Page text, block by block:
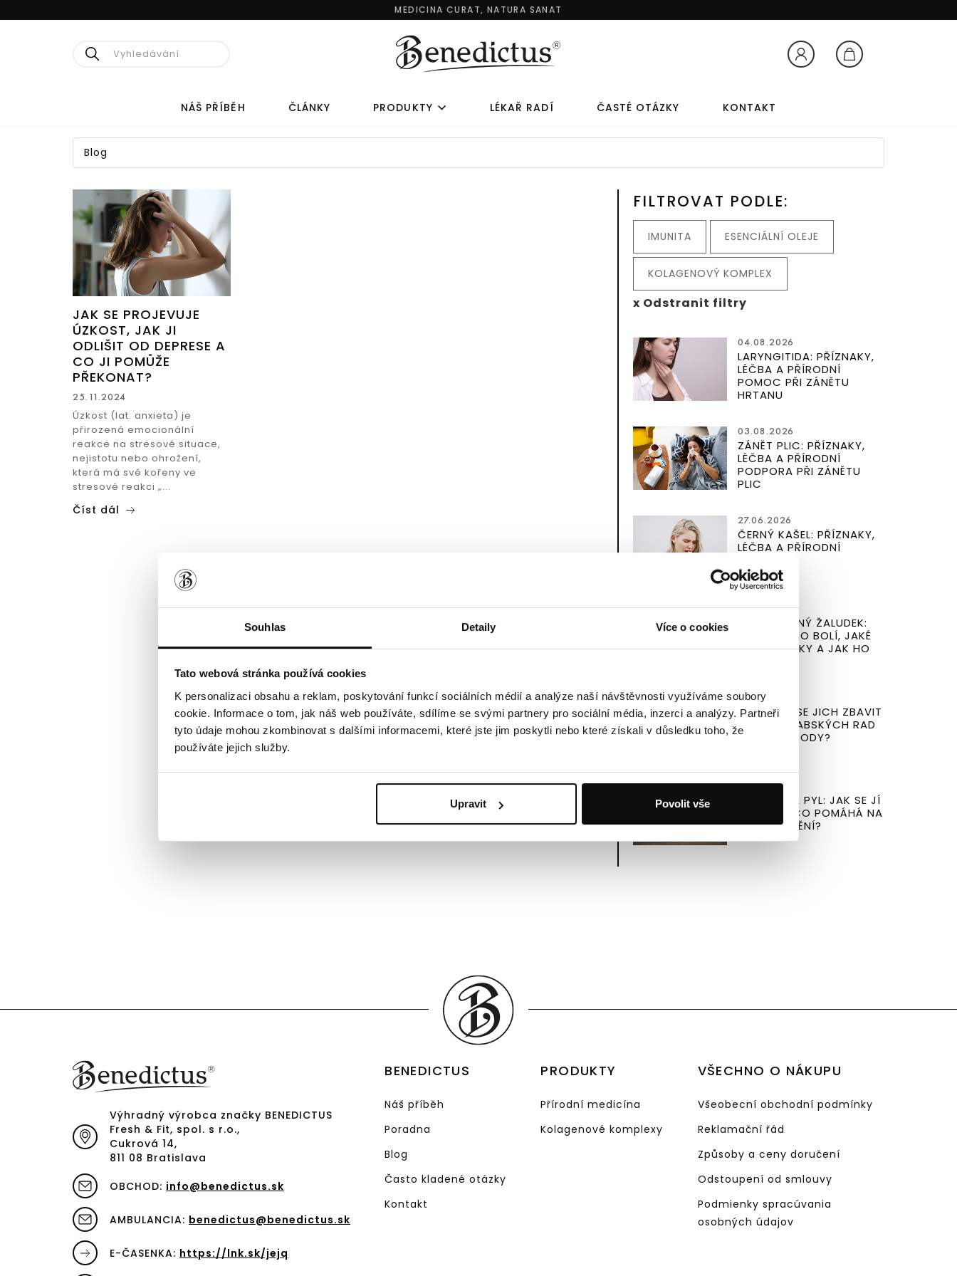
Souhlas Detaily Více o cookies
Tato webová stránka používá cookies
K personalizaci obsahu a reklam, poskytování funkcí sociálních médií a analýze naší návštěvnosti využíváme soubory
cookie. Informace o tom, jak náš web používáte, sdílíme se svými partnery pro sociální média, inzerci a analýzy. Partneři
tyto údaje mohou zkombinovat s dalšími informacemi, které jste jim poskytli nebo které získali v důsledku toho, že
používáte jejich služby.
Upravit Povolit vše
MEDICINA CURAT, NATURA SANAT
PřihlášeníKošík
Hledat
NÁŠ PŘÍBĚH ČLÁNKY PRODUKTY
PŘÍRODNÍ
CÉDROVÝ OLEJ
HERPESTOP
CEDROVÁ PRYSKYŘICE V
CEDROVÉM OLEJI
PŘÍRODNÍ KAPKY PRO
DOSPĚLÉ
IMUNITNÍ SYSTÉM
PRŮDUŠKY
KRK&NOS
PYLOVÁ SEZONA
JÁTRA
STŘEVA
DÝCHACÍ CESTY
PSYCHIKA
ŽALUDEK
PŘÍRODNÍ KAPKY PRO DĚTI
AROMATERAPIA
LEVANDUĽOVÝ OLEJ
LÉKAŘ RADÍ ČASTÉ OTÁZKY KONTAKT
Blog
JAK SE PROJEVUJE
ÚZKOST, JAK JI
ODLIŠIT OD DEPRESE A
CO JI POMŮŽE
PŘEKONAT?
25.11.2024
Úzkost (lat. anxieta) je
přirozená emocionální
reakce na stresové situace,
nejistotu nebo ohrožení,
která má své kořeny ve
stresové reakci „...
Číst dál
FILTROVAT PODLE:
IMUNITA ESENCIÁLNÍ OLEJE
KOLAGENOVÝ KOMPLEX
x Odstranit filtry
04.08.2026
LARYNGITIDA: PŘÍZNAKY,
LÉČBA A PŘÍRODNÍ
POMOC PŘI ZÁNĚTU
HRTANU
03.08.2026
ZÁNĚT PLIC: PŘÍZNAKY,
LÉČBA A PŘÍRODNÍ
PODPORA PŘI ZÁNĚTU
PLIC
27.06.2026
ČERNÝ KAŠEL: PŘÍZNAKY,
LÉČBA A PŘÍRODNÍ
25.06.2026
PODRÁŽDĚNÝ ŽALUDEK:
JAK DLOUHO BOLÍ, JAKÉ
MÁ PŘÍZNAKY A JAK HO
13.06.2026
LUPY: JAK SE JICH ZBAVIT
POMOCÍ BABSKÝCH RAD
A SÍLY PŘÍRODY?
07.06.2026
ALERGIE NA PYL: JAK SE JÍ
ZBAVIT A CO POMÁHÁ NA
JEJÍ ZMÍRNĚNÍ?
Výhradný výrobca značky BENEDICTUS
Fresh & Fit, spol. s r.o.,
Cukrová 14,
811 08 Bratislava
OBCHOD: info@benedictus.sk
AMBULANCIA: benedictus@benedictus.sk
E-ČASENKA: https://lnk.sk/jejq
BENEDICTUS
Náš příběh
Poradna
Blog
Často kladené otázky
Kontakt
PRODUKTY
Přírodní medicína
Kolagenové komplexy
VŠECHNO O NÁKUPU
Všeobecní obchodní podmínky
Reklamační řád
Způsoby a ceny doručení
Odstoupení od smlouvy
Podmienky spracúvania
osobných údajov